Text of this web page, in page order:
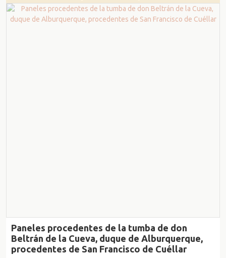
Paneles procedentes de la tumba de don
Beltrán de la Cueva, duque de Alburquerque,
procedentes de San Francisco de Cuéllar